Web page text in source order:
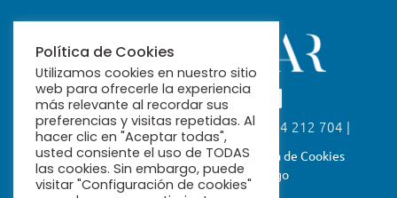
Calle Fabiola, 26. 41004 Sevilla | 954 212 704 |
ribamar@ribamar.org
Aviso LegalPolítica de PrivacidadPolítica de Cookies
Términos y Condiciones de Pago
Política de Cookies
Utilizamos cookies en nuestro sitio
web para ofrecerle la experiencia
más relevante al recordar sus
preferencias y visitas repetidas. Al
hacer clic en "Aceptar todas",
usted consiente el uso de TODAS
las cookies. Sin embargo, puede
visitar "Configuración de cookies"